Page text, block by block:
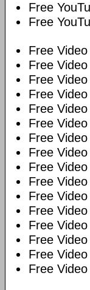
Free
Free
Free
Free
Free
Free
Free
Free
Free
Free
Free
Free
Free
Free
Free
Free
Free
Free